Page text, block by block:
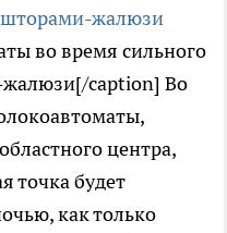
во время сильного
caption] Во
центра,
точка будет
как только